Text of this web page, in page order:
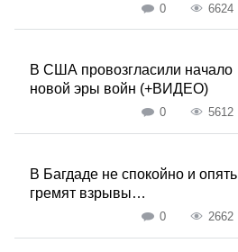
0 6624
В США провозгласили начало
новой эры войн (+ВИДЕО)
0 5612
В Багдаде не спокойно и опять
гремят взрывы…
0 2662